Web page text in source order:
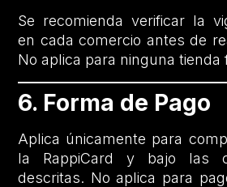
Se recomienda verificar la
en cada comercio antes de
No aplica para ninguna tienda
6. Forma de Pago
Aplica únicamente para
la RappiCard y bajo las
descritas. No aplica para